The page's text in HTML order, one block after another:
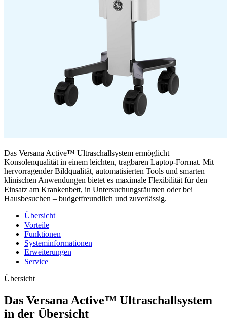
Das Versana Active™ Ultraschallsystem ermöglicht
Konsolenqualität in einem leichten, tragbaren Laptop-Format. Mit
hervorragender Bildqualität, automatisierten Tools und smarten
klinischen Anwendungen bietet es maximale Flexibilität für den
Einsatz am Krankenbett, in Untersuchungsräumen oder bei
Hausbesuchen – budgetfreundlich und zuverlässig.
Übersicht
Vorteile
Funktionen
Systeminformationen
Erweiterungen
Service
Übersicht
Das Versana Active™ Ultraschallsystem
in der Übersicht